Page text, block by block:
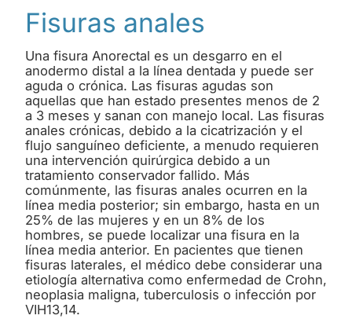
Fisuras anales
Una fisura Anorectal es un desgarro en el
anodermo distal a la línea dentada y puede ser
aguda o crónica. Las fisuras agudas son
aquellas que han estado presentes menos de 2
a 3 meses y sanan con manejo local. Las fisuras
anales crónicas, debido a la cicatrización y el
flujo sanguíneo deficiente, a menudo requieren
una intervención quirúrgica debido a un
tratamiento conservador fallido. Más
comúnmente, las fisuras anales ocurren en la
línea media posterior; sin embargo, hasta en un
25% de las mujeres y en un 8% de los
hombres, se puede localizar una fisura en la
línea media anterior. En pacientes que tienen
fisuras laterales, el médico debe considerar una
etiología alternativa como enfermedad de Crohn,
neoplasia maligna, tuberculosis o infección por
VIH13,14.